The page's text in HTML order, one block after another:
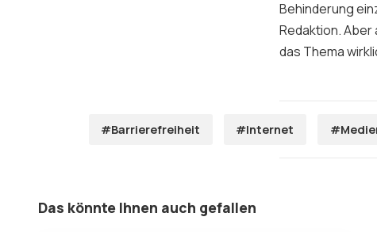
Behinderung
Redaktion. Aber
das Thema
#Barrierefreiheit #Internet
Das könnte Ihnen auch gefallen